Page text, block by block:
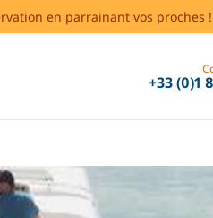
en parrainant vos proches !
+33 (0)1